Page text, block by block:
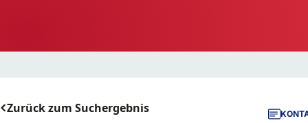
Zurück zum Suchergebnis